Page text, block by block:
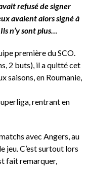
refusé de signer
avaient alors signé à
n’y sont plus…
première du SCO.
2 buts), il a quitté cet
saisons, en Roumanie,
rentrant en
avec Angers, au
jeu. C’est surtout lors
fait remarquer,